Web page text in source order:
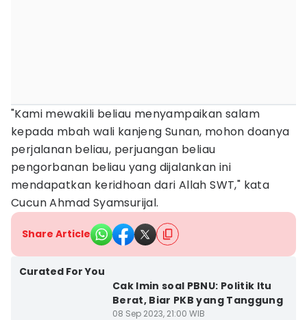
"Kami mewakili beliau menyampaikan salam
kepada mbah wali kanjeng Sunan, mohon doanya
perjalanan beliau, perjuangan beliau
pengorbanan beliau yang dijalankan ini
mendapatkan keridhoan dari Allah SWT," kata
Cucun Ahmad Syamsurijal.
Share Article
Curated For You
Cak Imin soal PBNU: Politik Itu
Berat, Biar PKB yang Tanggung
08 Sep 2023, 21:00 WIB